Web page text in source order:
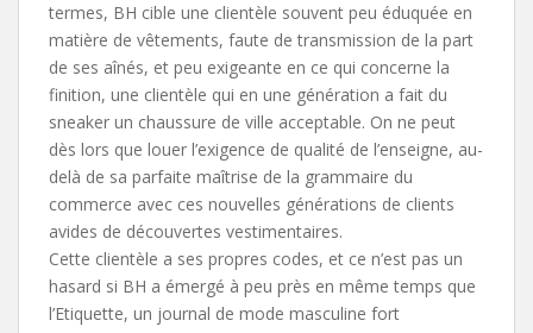
termes, BH cible une clientèle souvent peu éduquée en
matière de vêtements, faute de transmission de la part
de ses aînés, et peu exigeante en ce qui concerne la
finition, une clientèle qui en une génération a fait du
sneaker un chaussure de ville acceptable. On ne peut
dès lors que louer l’exigence de qualité de l’enseigne, au-
delà de sa parfaite maîtrise de la grammaire du
commerce avec ces nouvelles générations de clients
avides de découvertes vestimentaires.
Cette clientèle a ses propres codes, et ce n’est pas un
hasard si BH a émergé à peu près en même temps que
l’Etiquette, un journal de mode masculine fort